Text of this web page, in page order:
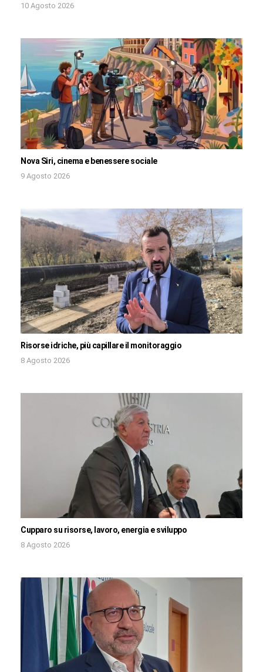
10 Agosto 2026
Nova Siri, cinema e benessere sociale
9 Agosto 2026
Risorse idriche, più capillare il monitoraggio
8 Agosto 2026
Cupparo su risorse, lavoro, energia e sviluppo
8 Agosto 2026